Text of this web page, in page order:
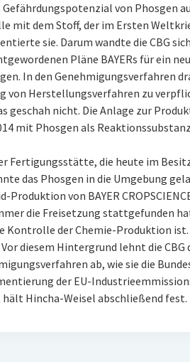
Gefährdungspotenzial von Phosgen
mit dem Stoff, der im Ersten
sie. Darum wandte die CBG
Pläne BAYERs für ein
In den Genehmigungsverfahren
von Herstellungsverfahren zu
geschah nicht. Die Anlage zur
mit Phosgen als
Fertigungsstätte, die heute im
das Phosgen in die Umgebung
Produktion von BAYER
die Freisetzung stattgefunden
Kontrolle der Chemie-Produktion
diesem Hintergrund lehnt die CBG
ab, wie sie die
der EU-
hält Hincha-Weisel abschließend fest.